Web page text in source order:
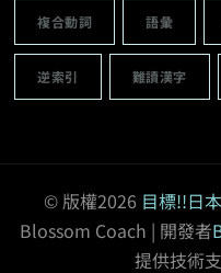
複合動詞 語彙
逆索引 難讀漢字
© 版權2026 目標!!日
Blossom Coach | 開發者
提供技術